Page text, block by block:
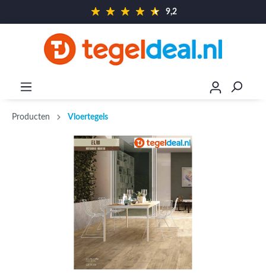
9,2
Producten Vloertegels